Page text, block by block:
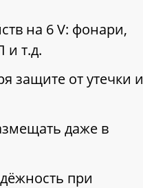
на 6V: фонари,
и т.д.
защите от утечки и
даже в
при